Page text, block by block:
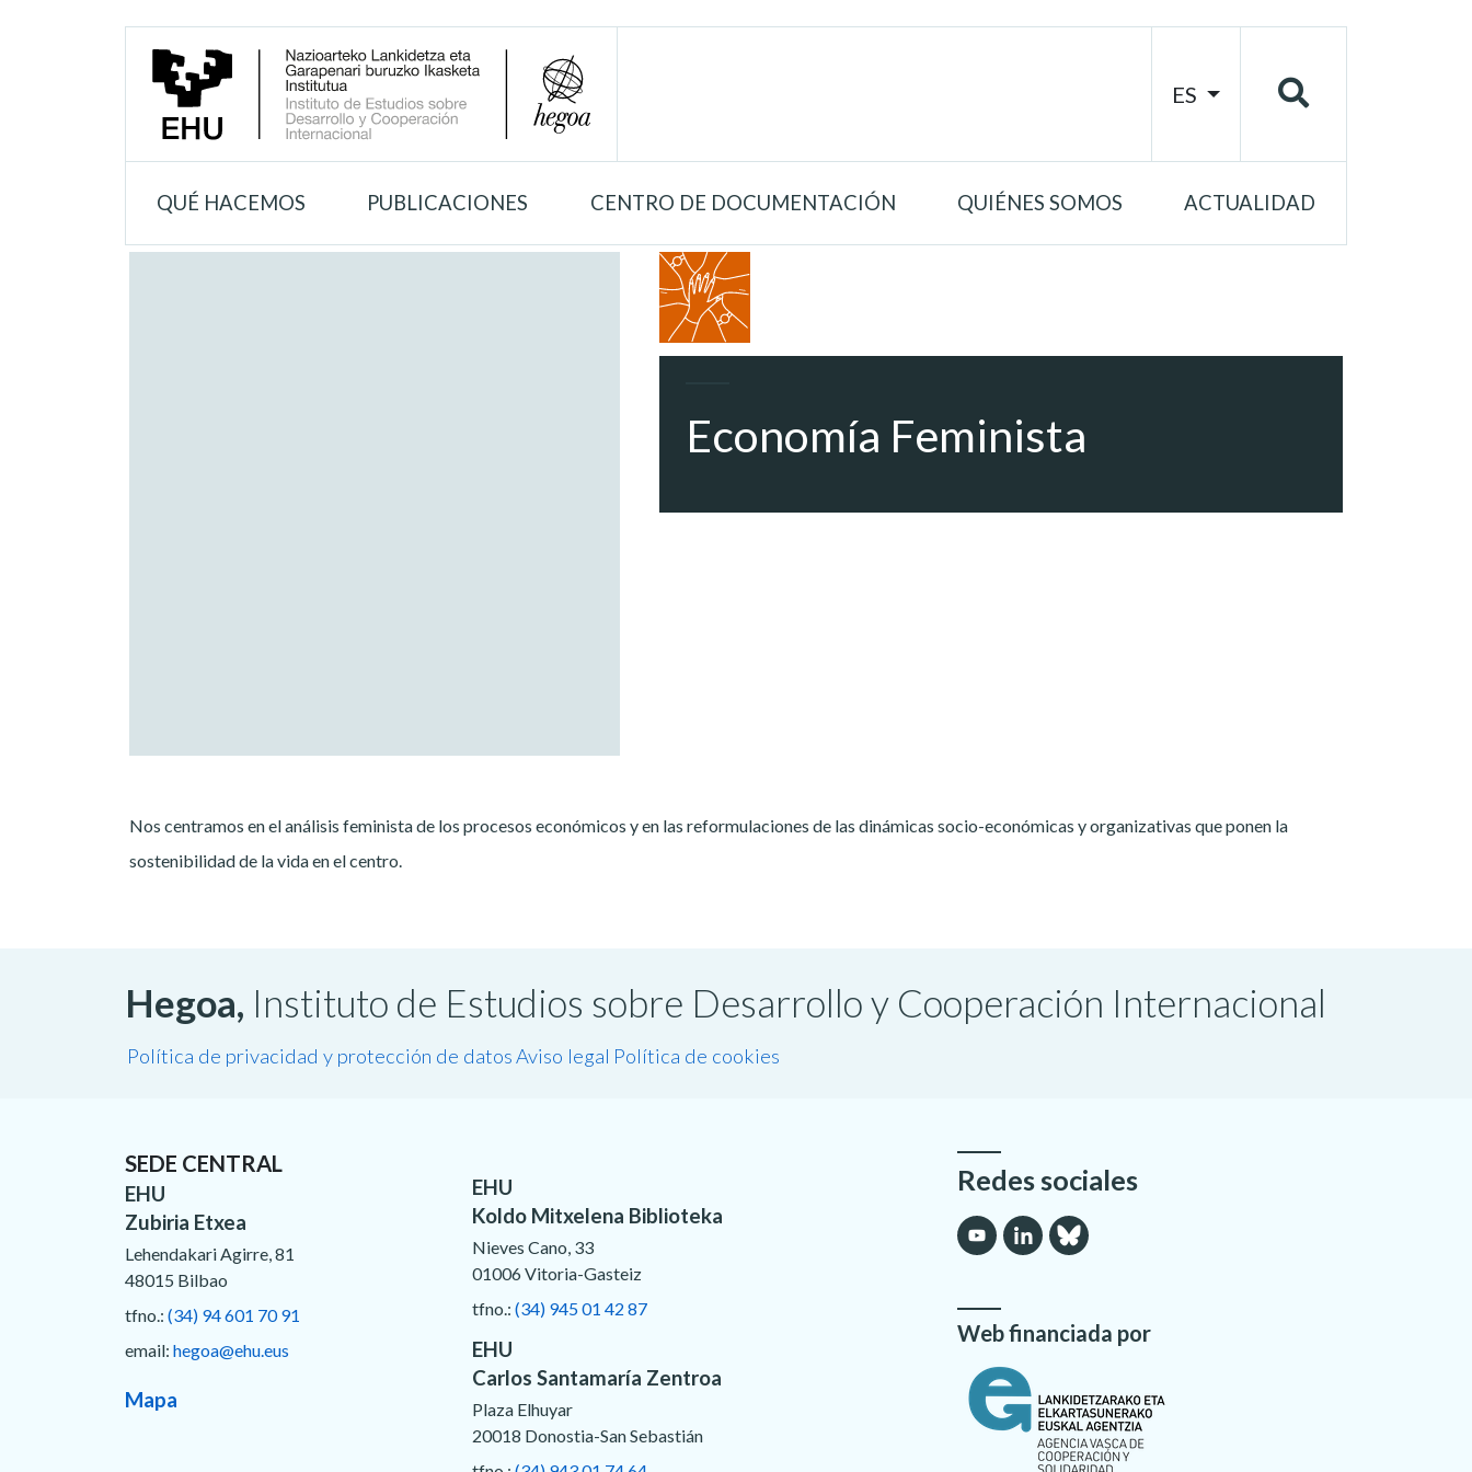
ES
QUÉ HACEMOS PUBLICACIONES CENTRO DE DOCUMENTACIÓN QUIÉNES SOMOS ACTUALIDAD
Economía Feminista
Nos centramos en el análisis feminista de los procesos económicos y en las reformulaciones de las dinámicas socio-económicas y organizativas que ponen la
sostenibilidad de la vida en el centro.
Hegoa, Instituto de Estudios sobre Desarrollo y Cooperación Internacional
Política de privacidad y protección de datosAviso legal Política de cookies
SEDE CENTRAL
EHU
Zubiria Etxea
Lehendakari Agirre, 81
48015 Bilbao
tfno.: (34) 94 601 70 91
email: hegoa@ehu.eus
Mapa
EHU
Koldo Mitxelena Biblioteka
Nieves Cano, 33
01006 Vitoria-Gasteiz
tfno.: (34) 945 01 42 87
EHU
Carlos Santamaría Zentroa
Plaza Elhuyar
20018 Donostia-San Sebastián
Redes sociales
Web financiada por